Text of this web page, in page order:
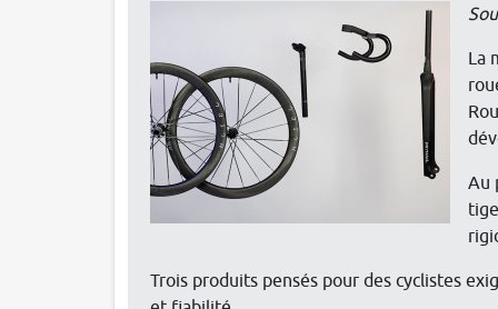
La
Au
Trois produits pensés pour des cyclistes